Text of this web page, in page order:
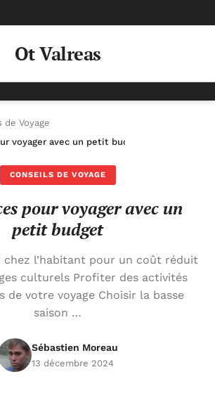
Ot Valreas
de Voyage
voyager avec un petit budget
CONSEILS DE VOYAGE
pour voyager avec un
petit budget
chez l’habitant pour un coût réduit
culturels Profiter des activités
de votre voyage Choisir la basse
saison …
Sébastien Moreau
13 décembre 2024